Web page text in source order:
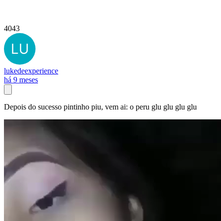
4043
lukedeexperience
há 9 meses
Depois do sucesso pintinho piu, vem ai: o peru glu glu glu glu